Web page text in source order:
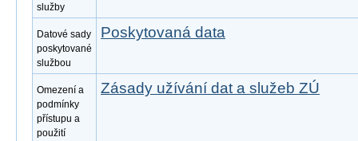
služby
Datové sady
poskytované
službou
Poskytovaná data
Omezení a
podmínky
přístupu a
použití
Zásady užívání dat a služeb ZÚ